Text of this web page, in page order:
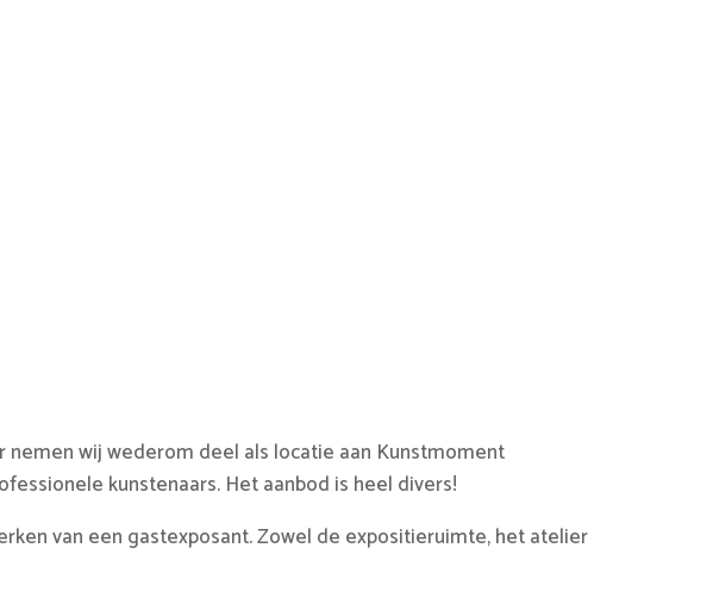
nemen wij wederom deel als locatie aan Kunstmoment
kunstenaars. Het aanbod is heel divers!
van een gastexposant. Zowel de expositieruimte, het atelier